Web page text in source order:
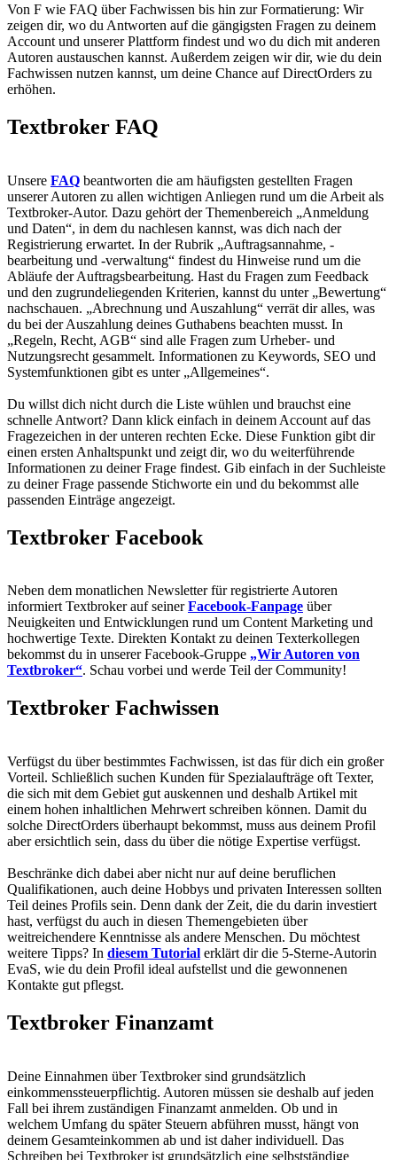
Von F wie FAQ über Fachwissen bis hin zur Formatierung: Wir
zeigen dir, wo du Antworten auf die gängigsten Fragen zu deinem
Account und unserer Plattform findest und wo du dich mit anderen
Autoren austauschen kannst. Außerdem zeigen wir dir, wie du dein
Fachwissen nutzen kannst, um deine Chance auf DirectOrders zu
erhöhen.
Textbroker FAQ
Unsere FAQ beantworten die am häufigsten gestellten Fragen
unserer Autoren zu allen wichtigen Anliegen rund um die Arbeit als
Textbroker-Autor. Dazu gehört der Themenbereich „Anmeldung
und Daten“, in dem du nachlesen kannst, was dich nach der
Registrierung erwartet. In der Rubrik „Auftragsannahme, -
bearbeitung und -verwaltung“ findest du Hinweise rund um die
Abläufe der Auftragsbearbeitung. Hast du Fragen zum Feedback
und den zugrundeliegenden Kriterien, kannst du unter „Bewertung“
nachschauen. „Abrechnung und Auszahlung“ verrät dir alles, was
du bei der Auszahlung deines Guthabens beachten musst. In
„Regeln, Recht, AGB“ sind alle Fragen zum Urheber- und
Nutzungsrecht gesammelt. Informationen zu Keywords, SEO und
Systemfunktionen gibt es unter „Allgemeines“.
Du willst dich nicht durch die Liste wühlen und brauchst eine
schnelle Antwort? Dann klick einfach in deinem Account auf das
Fragezeichen in der unteren rechten Ecke. Diese Funktion gibt dir
einen ersten Anhaltspunkt und zeigt dir, wo du weiterführende
Informationen zu deiner Frage findest. Gib einfach in der Suchleiste
zu deiner Frage passende Stichworte ein und du bekommst alle
passenden Einträge angezeigt.
Textbroker Facebook
Neben dem monatlichen Newsletter für registrierte Autoren
informiert Textbroker auf seinerFacebook-Fanpage über
Neuigkeiten und Entwicklungen rund um Content Marketing und
hochwertige Texte. Direkten Kontakt zu deinen Texterkollegen
bekommst du in unserer Facebook-Gruppe „Wir Autoren von
Textbroker“. Schau vorbei und werde Teil der Community!
Textbroker Fachwissen
Verfügst du über bestimmtes Fachwissen, ist das für dich ein großer
Vorteil. Schließlich suchen Kunden für Spezialaufträge oft Texter,
die sich mit dem Gebiet gut auskennen und deshalb Artikel mit
einem hohen inhaltlichen Mehrwert schreiben können. Damit du
solche DirectOrders überhaupt bekommst, muss aus deinem Profil
aber ersichtlich sein, dass du über die nötige Expertise verfügst.
Beschränke dich dabei aber nicht nur auf deine beruflichen
Qualifikationen, auch deine Hobbys und privaten Interessen sollten
Teil deines Profils sein. Denn dank der Zeit, die du darin investiert
hast, verfügst du auch in diesen Themengebieten über
weitreichendere Kenntnisse als andere Menschen. Du möchtest
weitere Tipps? In diesem Tutorial erklärt dir die 5-Sterne-Autorin
EvaS, wie du dein Profil ideal aufstellst und die gewonnenen
Kontakte gut pflegst.
Textbroker Finanzamt
Deine Einnahmen über Textbroker sind grundsätzlich
einkommenssteuerpflichtig. Autoren müssen sie deshalb auf jeden
Fall bei ihrem zuständigen Finanzamt anmelden. Ob und in
welchem Umfang du später Steuern abführen musst, hängt von
deinem Gesamteinkommen ab und ist daher individuell. Das
Schreiben bei Textbroker ist grundsätzlich eine selbstständige